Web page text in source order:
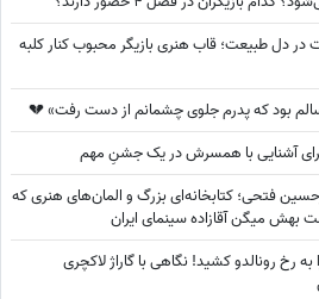
در دل طبیعت؛ قاب هنری بازیگر محبوب کنار کلبه
آشنایی با همسرش در یک جشنِ مهم
فتحی؛ کتابخانه‌ای بزرگ و المان‌های هنری که
بهش میگن آقازاده سینمای ایران
رخ رونالدو کشید! نگاهی با گاراژ لاکچری